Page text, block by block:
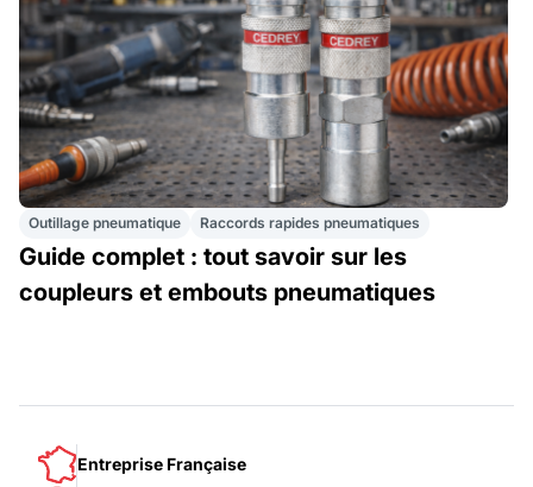
Outillage pneumatique Raccords rapides pneumatiques
Guide complet : tout savoir sur les
coupleurs et embouts pneumatiques
Entreprise Française